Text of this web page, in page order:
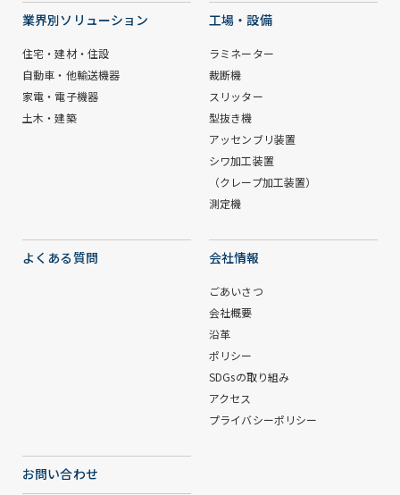
業界別ソリューション
住宅・建材・住設
自動車・他輸送機器
家電・電子機器
土木・建築
工場・設備
ラミネーター
裁断機
スリッター
型抜き機
アッセンブリ装置
シワ加工装置
（クレープ加工装置）
測定機
よくある質問 会社情報
ごあいさつ
会社概要
沿革
ポリシー
SDGsの取り組み
アクセス
プライバシーポリシー
お問い合わせ